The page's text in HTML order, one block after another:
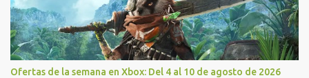
Ofertas de la semana en Xbox: Del 4 al 10 de agosto de 2026